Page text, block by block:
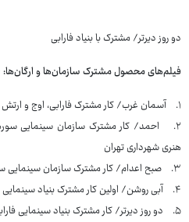
دو روز دیرتر/ مشترک با بنیاد فارابی
فیلم‌های محصول مشترک سازمان‌ها و ارگان‌ها: ۱۴
۱. آسمان غرب/ کار مشترک فارابی، اوج و ارتش جمهوری اسلامی
۲. احمد/ کار مشترک سازمان سینمایی
هنری شهرداری تهران
۳. صبح اعدام/ کار مشترک سازمان سینمایی سوره با بنیاد سینمایی فارابی
۴. آبی روشن/ اولین کار مشترک بنیاد سینمایی فارابی و سازمان رسانه‌ای اوج
۵. دو روز دیرتر/ کار مشترک بنیاد سینمایی فارابی و روایت فتح